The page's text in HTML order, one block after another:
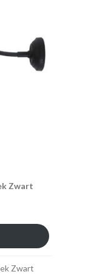
Zwart